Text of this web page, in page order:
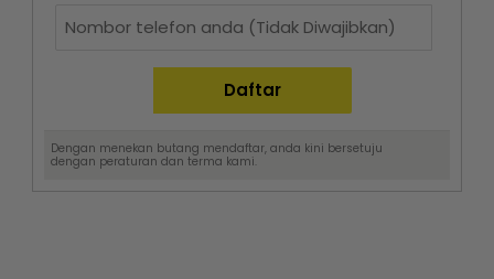
Dengan menekan butang mendaftar, anda kini bersetuju
dengan peraturan dan terma kami.